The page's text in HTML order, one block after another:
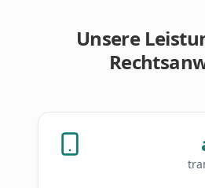
Unsere